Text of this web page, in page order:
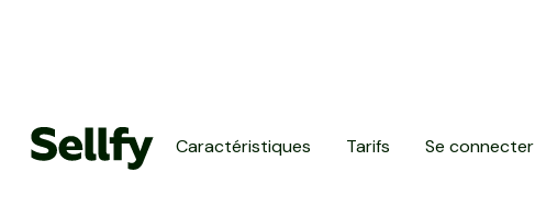
Caractéristiques Tarifs Se connecter